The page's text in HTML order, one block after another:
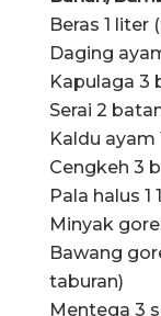
Beras 1 liter
Daging
Kapulaga 3
Serai 2
Kaldu ayam
Cengkeh 3
Pala halus 1
Minyak
Bawang
taburan)
Mentega 3